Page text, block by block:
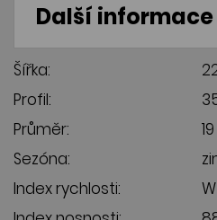
Další informace
Šířka:
Profil:
Průměr:
19
Sezóna:
Index rychlosti:
W